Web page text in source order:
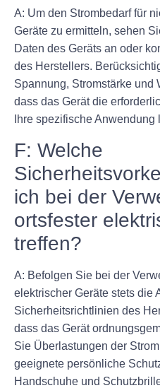
A: Um den Strombedarf für
Geräte zu ermitteln, sehen
Daten des Geräts an oder
des Herstellers.
Spannung, Stromstärke und
dass das Gerät die
Ihre spezifische Anwendung
F: Welche
ich bei der
ortsfester
treffen?
A: Befolgen Sie bei der
elektrischer Geräte stets die
Sicherheitsrichtlinien des
dass das Gerät
Sie Überlastungen der
geeignete persönliche
Handschuhe und